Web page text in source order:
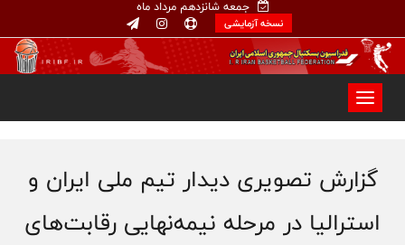
جمعه شانزدهم مرداد ماه
نسخه آزمایشی
گزارش تصویری دیدار تیم ملی ایران و
استرالیا در مرحله نیمه‌نهایی رقابت‌های